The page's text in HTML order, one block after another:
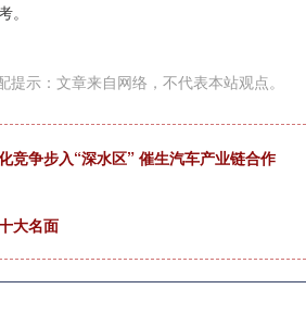
。
提示：文章来自网络，不代表本站观点。
竞争步入“深水区” 催生汽车产业链合作
大名面